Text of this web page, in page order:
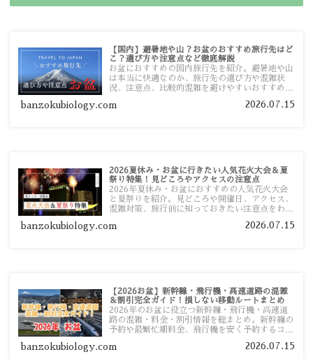
【国内】避暑地や山？お盆のおすすめ旅行先はど
こ？選び方や注意点など徹底解説
お盆におすすめの国内旅行先を紹介。避暑地や山
は本当に快適なのか、旅行先の選び方や混雑状
況、注意点、比較的混雑を避けやすいおすすめス
す。
banzokubiology.com 2026.07.15
2026夏休み・お盆に行きたい人気花火大会＆夏
祭り特集！見どころやアクセスの注意点
2026年夏休み・お盆におすすめの人気花火大会
と夏祭りを紹介。見どころや開催日、アクセス、
混雑対策、旅行前に知っておきたい注意点をわか
banzokubiology.com 2026.07.15
【2026お盆】新幹線・飛行機・高速道路の混雑
＆割引完全ガイド！損しない移動ルートまとめ
2026年のお盆に役立つ新幹線・飛行機・高速道
路の混雑・料金・割引情報を総まとめ。新幹線の
予約や最繁忙期料金、飛行機を安く予約するコ
い移動方法を分かりやすく解説します。
banzokubiology.com 2026.07.15